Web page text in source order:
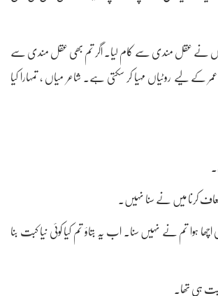
اماں نے عقل مندی سے کام لیا۔ اگر تم بھی عقل مندی سے
عمر کے لیے روٹیاں مہیا کر سکتی ہے۔ شاعر میاں ، تمہارا کیا
کرنا میں نے سنا نہیں۔
ہوا تم نے نہیں سنا۔ اب یہ بتاؤ تم کیا کوئی نیا کبت بنا
ہی تھا۔